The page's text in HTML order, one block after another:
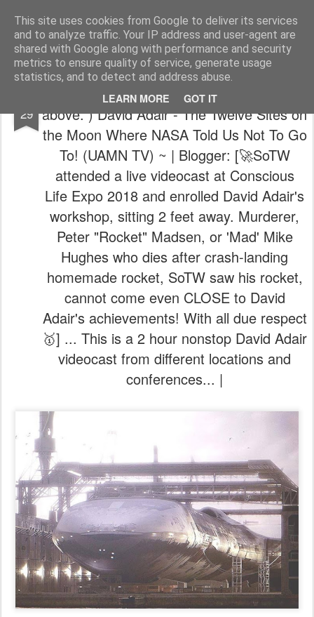
This site uses cookies from Google to deliver its services
and to analyze traffic. Your IP address and user-agent are
shared with Google along with performance and security
metrics to ensure quality of service, generate usage
statistics, and to detect and address abuse.
LEARN MORE GOT IT
The universe is eternal, infinite and vibrant, a conscious cosmos
Pages
29
👩‍🚀🚀🌌 ~ (“Semper Supra” - “always
above.”) David Adair - The Twelve Sites on
the Moon Where NASA Told Us Not To Go
To! (UAMN TV) ~ | Blogger: [🚀SoTW
attended a live videocast at Conscious
Life Expo 2018 and enrolled David Adair's
workshop, sitting 2 feet away. Murderer,
Peter "Rocket" Madsen, or 'Mad' Mike
Hughes who dies after crash-landing
homemade rocket, SoTW saw his rocket,
cannot come even CLOSE to David
Adair's achievements! With all due respect
🥇] ... This is a 2 hour nonstop David Adair
videocast from different locations and
conferences... |